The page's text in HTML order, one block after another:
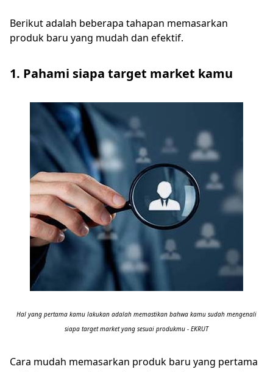
Berikut adalah beberapa tahapan memasarkan
produk baru yang mudah dan efektif.
1. Pahami siapa target market kamu
Hal yang pertama kamu lakukan adalah memastikan bahwa kamu sudah mengenali
siapa target market yang sesuai produkmu - EKRUT
Cara mudah memasarkan produk baru yang pertama